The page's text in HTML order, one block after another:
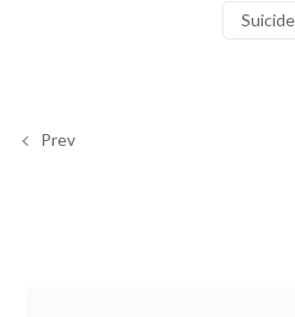
Suicide
Prev